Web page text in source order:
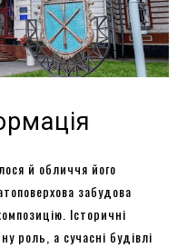
й обличчя його
забудова
Історичні
роль, а сучасні будівлі